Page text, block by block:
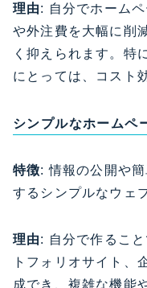
理由: 自分でホーム
や外注費を大幅に削
く抑えられます。特
にとっては、コスト
シンプルなホームペ
特徴: 情報の公開や
するシンプルなウェ
理由: 自分で作るこ
トフォリオサイト、
成でき、複雑な機能